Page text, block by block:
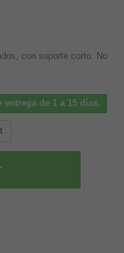
con soporte corto. No
de 1 a 15 días.